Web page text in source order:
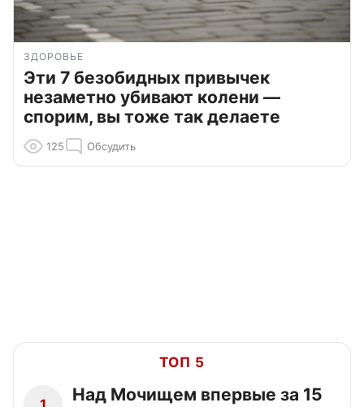
ЗДОРОВЬЕ
Эти 7 безобидных привычек
незаметно убивают колени —
спорим, вы тоже так делаете
125 Обсудить
ТОП 5
Над Мочищем впервые за 15